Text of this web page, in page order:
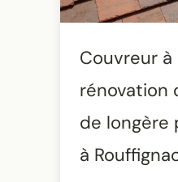
Couvreur à
rénovation
de longère
à